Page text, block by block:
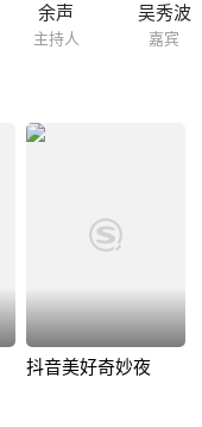
余声
主持人
吴秀波
嘉宾
抖音美好奇妙夜